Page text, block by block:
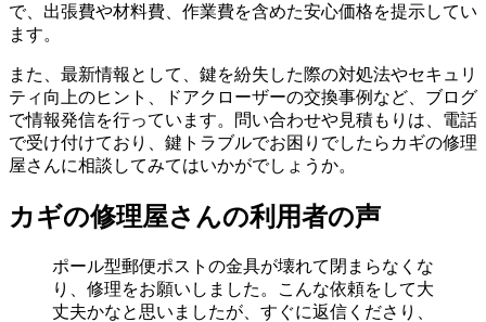
で、出張費や材料費、作業費を含めた安心価格を提示してい
ます。
また、最新情報として、鍵を紛失した際の対処法やセキュリ
ティ向上のヒント、ドアクローザーの交換事例など、ブログ
で情報発信を行っています。問い合わせや見積もりは、電話
で受け付けており、鍵トラブルでお困りでしたらカギの修理
屋さんに相談してみてはいかがでしょうか。
カギの修理屋さんの利用者の声
ポール型郵便ポストの金具が壊れて閉まらなくな
り、修理をお願いしました。こんな依頼をして大
丈夫かなと思いましたが、すぐに返信くださり、